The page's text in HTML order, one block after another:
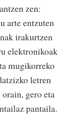
zen:
arte entzuten
irakurtzen
elektronikoak
mugikorreko
letren
gero eta
pantaila.